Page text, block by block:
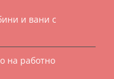
и вани с
на работно